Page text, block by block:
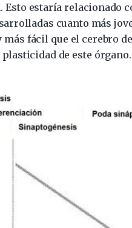
estaría relacionado
cuanto más
más fácil que el cerebro
de este órgano.